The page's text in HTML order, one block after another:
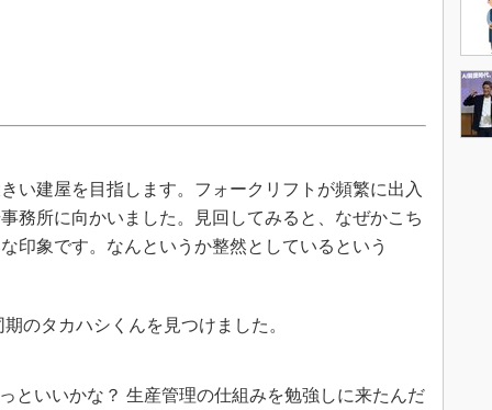
建屋を目指します。フォークリフトが頻繁に出入
務所に向かいました。見回してみると、なぜかこち
印象です。なんというか整然としているという
のタカハシくんを見つけました。
といいかな？ 生産管理の仕組みを勉強しに来たんだ